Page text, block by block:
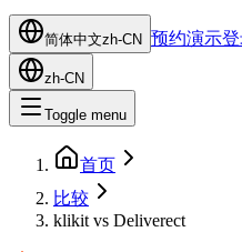
简体中文zh-CN 预约演示
zh-CN
Toggle menu
首页
比较
klikit vs Deliverect